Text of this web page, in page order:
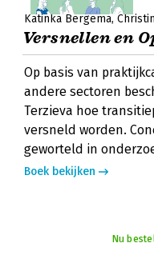
Katinka Bergema
Versnellen en
Op basis van
andere sectoren
Terzieva hoe
versneld worden.
geworteld in
Boek bekijken
Nu